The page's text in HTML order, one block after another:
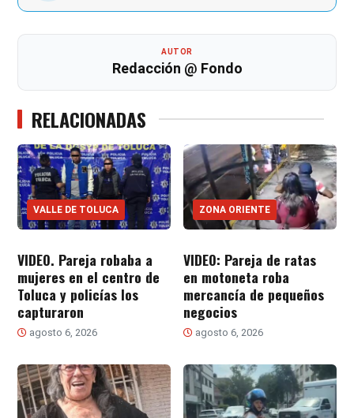
AUTOR
Redacción @ Fondo
RELACIONADAS
VALLE DE TOLUCA
VIDEO. Pareja robaba a
mujeres en el centro de
Toluca y policías los
capturaron
agosto 6, 2026
ZONA ORIENTE
VIDEO: Pareja de ratas
en motoneta roba
mercancía de pequeños
negocios
agosto 6, 2026